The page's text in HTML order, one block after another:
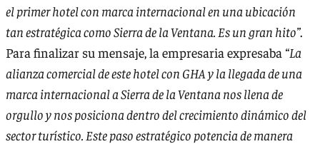
el primer hotel con marca internacional en una ubicación
tan estratégica como Sierra de la Ventana. Es un gran hito”.
Para finalizar su mensaje, la empresaria expresaba “La
alianza comercial de este hotel con GHA y la llegada de una
marca internacional a Sierra de la Ventana nos llena de
orgullo y nos posiciona dentro del crecimiento dinámico del
sector turístico. Este paso estratégico potencia de manera